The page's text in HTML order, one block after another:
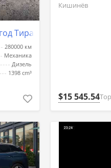
Тирасполь
280000 км
Механика
Дизель
1398 cm³
Кишинёв
$15 545.54